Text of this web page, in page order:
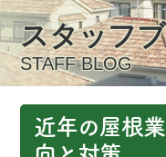
スタッフ
STAFF BLOG
近年の屋根